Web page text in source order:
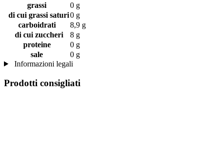
grassi
0 g
di cui grassi saturi0 g
carboidrati
8,9 g
di cui zuccheri
8 g
proteine
0 g
sale
0 g
Informazioni legali
Prodotti consigliati